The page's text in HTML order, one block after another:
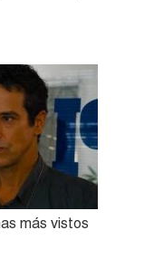
más vistos